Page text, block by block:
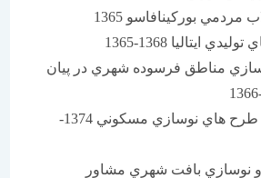
بوركينافاسو 1365
1368-1365
فرسوده شهري در پيان
مرمت و اجراي طرح هاي نوسازي مسكوني 1374-
بافت شهري مشاور